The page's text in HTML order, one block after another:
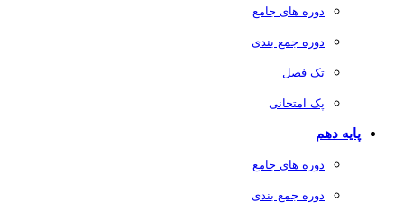
دوره های جامع
دوره جمع بندی
تک فصل
پک امتحانی
پایه دهم
دوره های جامع
دوره جمع بندی